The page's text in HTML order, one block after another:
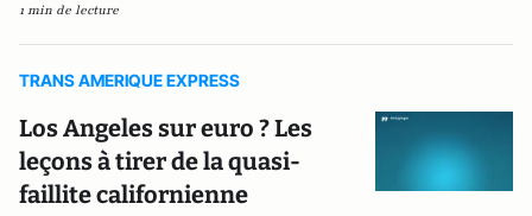
1 min de lecture
TRANS AMERIQUE EXPRESS
Los Angeles sur euro ? Les
leçons à tirer de la quasi-
faillite californienne